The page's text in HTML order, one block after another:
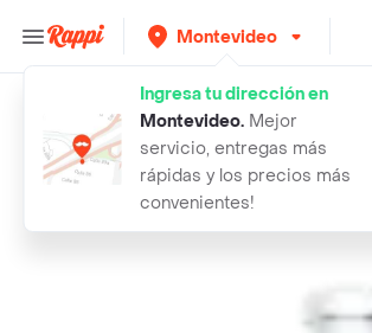
Montevideo
Ingresa tu dirección en
Montevideo. Mejor
servicio, entregas más
rápidas y los precios más
convenientes!
Búsquedas relacionadas:Repelentes,
Rappi off repelente family aerosol